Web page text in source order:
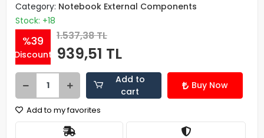
Category: Notebook External Components
Stock: +18
%39
Discount
1.537,38 TL
939,51 TL
Add to
cart
Buy Now
Add to my favorites